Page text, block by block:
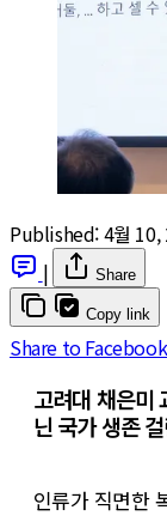
Published:4월 10,
|
Share
Copy link
Share to Facebook
고려대 채은미
닌 국가 생존
인류가 직면한